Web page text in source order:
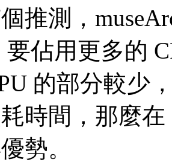
推測，
要佔用更多的
的部分較少
時間，那麼
勢。